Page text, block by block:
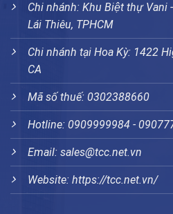
Chi nhánh: Khu Biệt thự Vani
Lái Thiêu, TPHCM
Chi nhánh tại Hoa Kỳ: 1422
CA
Mã số thuế: 0302388660
Hotline: 0909999984 -
Email: sales@tcc.net.vn
Website: https://tcc.net.vn/